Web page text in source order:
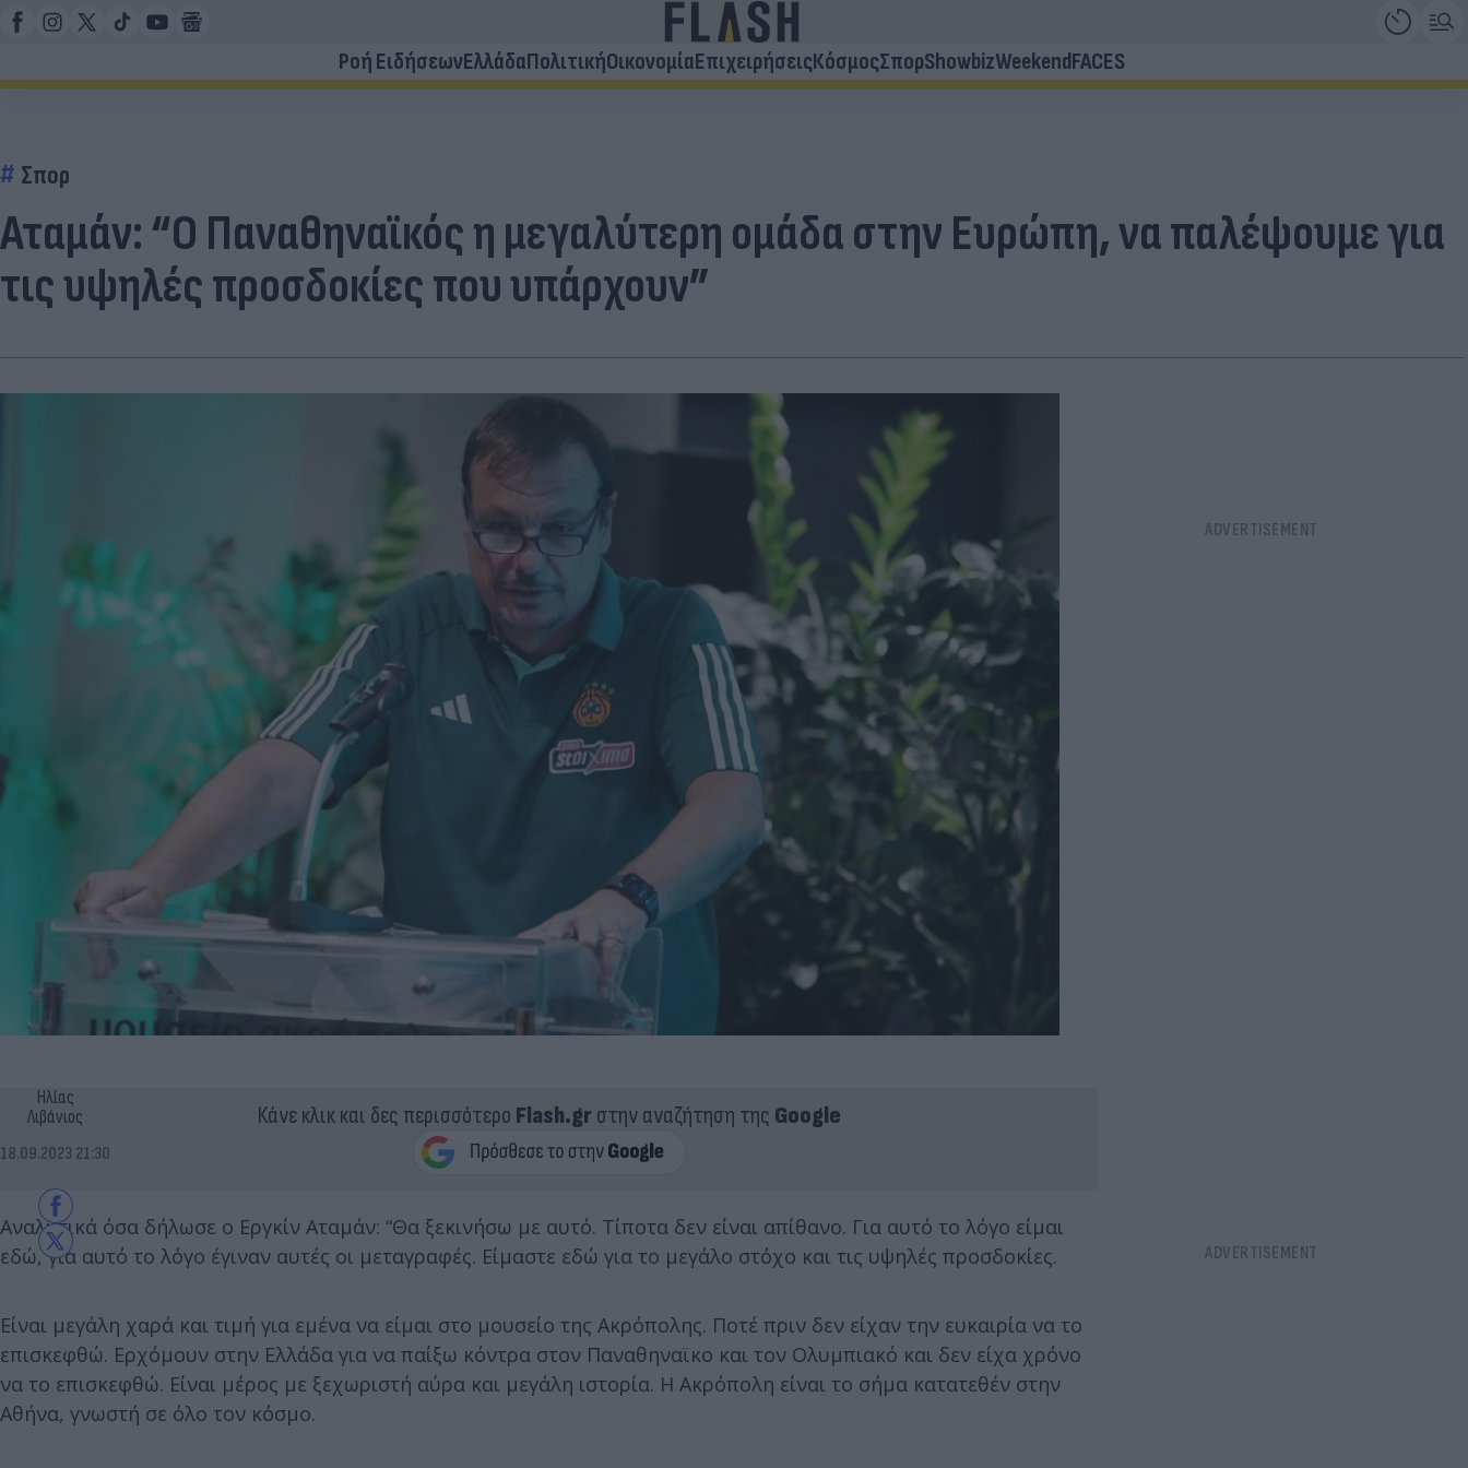
Ροή ΕιδήσεωνΕλλάδαΠολιτικήΟικονομίαΕπιχειρήσειςΚόσμοςΣπορShowbizWeekendFACES
Σπορ
Αταμάν: “Ο Παναθηναϊκός η μεγαλύτερη ομάδα στην Ευρώπη, να παλέψουμε για
τις υψηλές προσδοκίες που υπάρχουν”
Ηλίας
Λιβάνιος
18.09.2023 21:30
Κάνε κλικ και δες περισσότερο Flash.grστην αναζήτηση της Google
Αναλυτικά όσα δήλωσε ο Εργκίν Αταμάν: “Θα ξεκινήσω με αυτό. Τίποτα δεν είναι απίθανο. Για αυτό το λόγο είμαι
εδώ, για αυτό το λόγο έγιναν αυτές οι μεταγραφές. Είμαστε εδώ για το μεγάλο στόχο και τις υψηλές προσδοκίες.
Είναι μεγάλη χαρά και τιμή για εμένα να είμαι στο μουσείο της Ακρόπολης. Ποτέ πριν δεν είχαν την ευκαιρία να το
επισκεφθώ. Ερχόμουν στην Ελλάδα για να παίξω κόντρα στον Παναθηναϊκο και τον Ολυμπιακό και δεν είχα χρόνο
να το επισκεφθώ. Είναι μέρος με ξεχωριστή αύρα και μεγάλη ιστορία. Η Ακρόπολη είναι το σήμα κατατεθέν στην
Αθήνα, γνωστή σε όλο τον κόσμο.